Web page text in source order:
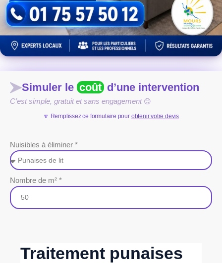
Simuler le coût d’une intervention
C’est simple, gratuit et sans engagement 😊
🔽 Remplissez ce formulaire pour obtenir votre devis
Nuisibles à éliminer *
Nombre de m² *
Traitement punaises